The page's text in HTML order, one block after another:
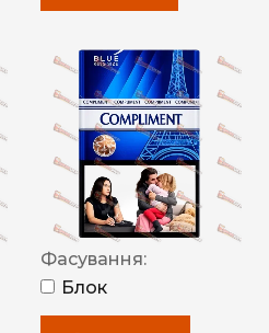
Фасування:
Блок